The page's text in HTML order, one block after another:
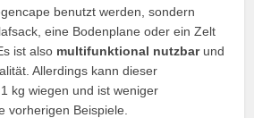
benutzt werden, sondern
eine Bodenplane oder ein Zelt
ist also multifunktional nutzbarund
Allerdings kann dieser
kg wiegen und ist weniger
vorherigen Beispiele.